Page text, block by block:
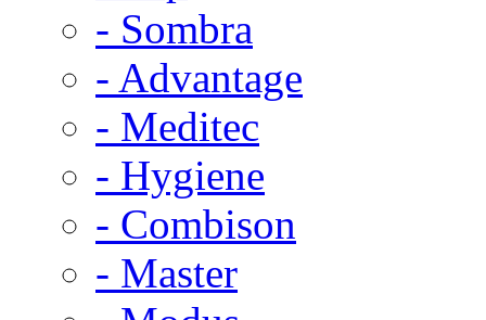
- Sombra
- Advantage
- Meditec
- Hygiene
- Combison
- Master